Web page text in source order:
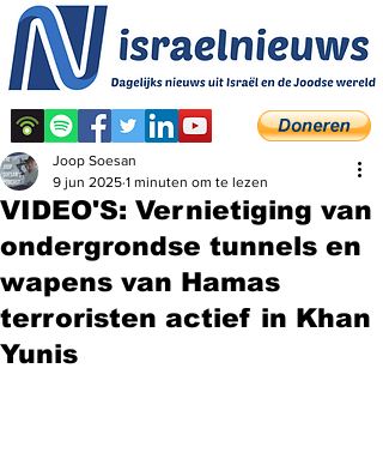
VIDEO'S: Vernietiging van
ondergrondse tunnels en
wapens van Hamas
terroristen actief in Khan
Yunis
Joop Soesan
9 jun 2025 1 minuten om te lezen